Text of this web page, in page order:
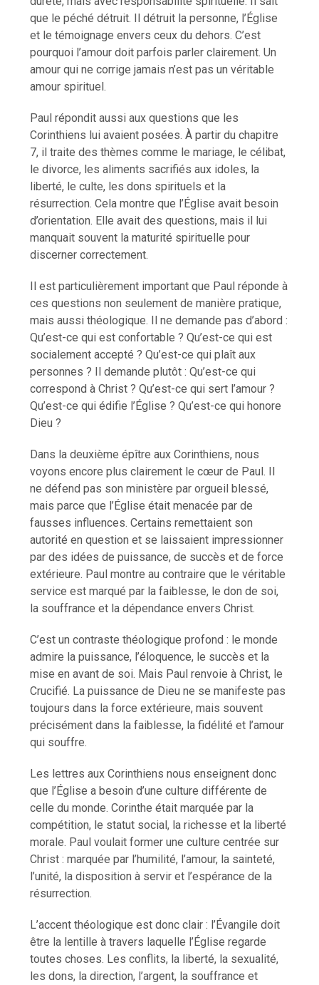
que le péché détruit. Il détruit la personne, l’Église
et le témoignage envers ceux du dehors. C’est
pourquoi l’amour doit parfois parler clairement. Un
amour qui ne corrige jamais n’est pas un véritable
amour spirituel.
Paul répondit aussi aux questions que les
Corinthiens lui avaient posées. À partir du chapitre
7, il traite des thèmes comme le mariage, le célibat,
le divorce, les aliments sacrifiés aux idoles, la
liberté, le culte, les dons spirituels et la
résurrection. Cela montre que l’Église avait besoin
d’orientation. Elle avait des questions, mais il lui
manquait souvent la maturité spirituelle pour
discerner correctement.
Il est particulièrement important que Paul réponde à
ces questions non seulement de manière pratique,
mais aussi théologique. Il ne demande pas d’abord :
Qu’est-ce qui est confortable ? Qu’est-ce qui est
socialement accepté ? Qu’est-ce qui plaît aux
personnes ? Il demande plutôt : Qu’est-ce qui
correspond à Christ ? Qu’est-ce qui sert l’amour ?
Qu’est-ce qui édifie l’Église ? Qu’est-ce qui honore
Dieu ?
Dans la deuxième épître aux Corinthiens, nous
voyons encore plus clairement le cœur de Paul. Il
ne défend pas son ministère par orgueil blessé,
mais parce que l’Église était menacée par de
fausses influences. Certains remettaient son
autorité en question et se laissaient impressionner
par des idées de puissance, de succès et de force
extérieure. Paul montre au contraire que le véritable
service est marqué par la faiblesse, le don de soi,
la souffrance et la dépendance envers Christ.
C’est un contraste théologique profond : le monde
admire la puissance, l’éloquence, le succès et la
mise en avant de soi. Mais Paul renvoie à Christ, le
Crucifié. La puissance de Dieu ne se manifeste pas
toujours dans la force extérieure, mais souvent
précisément dans la faiblesse, la fidélité et l’amour
qui souffre.
Les lettres aux Corinthiens nous enseignent donc
que l’Église a besoin d’une culture différente de
celle du monde. Corinthe était marquée par la
compétition, le statut social, la richesse et la liberté
morale. Paul voulait former une culture centrée sur
Christ : marquée par l’humilité, l’amour, la sainteté,
l’unité, la disposition à servir et l’espérance de la
résurrection.
L’accent théologique est donc clair : l’Évangile doit
être la lentille à travers laquelle l’Église regarde
toutes choses. Les conflits, la liberté, la sexualité,
les dons, la direction, l’argent, la souffrance et